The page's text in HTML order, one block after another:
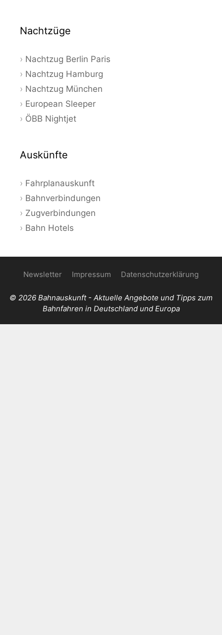
Nachtzüge
Nachtzug Berlin Paris
Nachtzug Hamburg
Nachtzug München
European Sleeper
ÖBB Nightjet
Auskünfte
Fahrplanauskunft
Bahnverbindungen
Zugverbindungen
Bahn Hotels
Newsletter Impressum Datenschutzerklärung
© 2026 Bahnauskunft - Aktuelle Angebote und Tipps zum
Bahnfahren in Deutschland und Europa